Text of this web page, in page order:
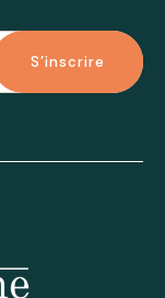
S'inscrire